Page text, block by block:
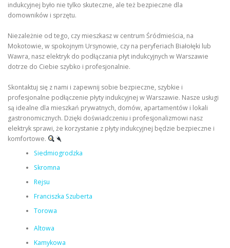
indukcyjnej było nie tylko skuteczne, ale też bezpieczne dla
domowników i sprzętu.
Niezależnie od tego, czy mieszkasz w centrum Śródmieścia, na
Mokotowie, w spokojnym Ursynowie, czy na peryferiach Białołęki lub
Wawra, nasz elektryk do podłączania płyt indukcyjnych w Warszawie
dotrze do Ciebie szybko i profesjonalnie.
Skontaktuj się z nami i zapewnij sobie bezpieczne, szybkie i
profesjonalne podłączenie płyty indukcyjnej w Warszawie. Nasze usługi
są idealne dla mieszkań prywatnych, domów, apartamentów i lokali
gastronomicznych. Dzięki doświadczeniu i profesjonalizmowi nasz
elektryk sprawi, że korzystanie z płyty indukcyjnej będzie bezpieczne i
komfortowe.
Siedmiogrodzka
Skromna
Rejsu
Franciszka Szuberta
Torowa
Altowa
Kamykowa